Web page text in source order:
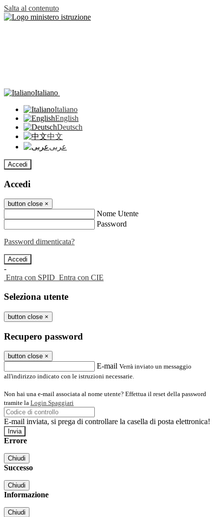
Salta al contenuto
Italiano
Italiano
English
Deutsch
中文
عربى
Accedi
Accedi
button close ×
Nome Utente
Password
Password dimenticata?
-
Entra con SPID Entra con CIE
Seleziona utente
button close ×
Recupero password
button close ×
E-mail Verrà inviato un messaggio
all'indirizzo indicato con le istruzioni necessarie.
Non hai una e-mail associata al nome utente? Effettua il reset della password
tramite la Login Spaggiari
E-mail inviata, si prega di controllare la casella di posta elettronica!
Errore
Chiudi
Successo
Chiudi
Informazione
Chiudi